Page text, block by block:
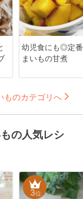
幼児食にも◎定
まいもの甘煮
ものカテゴリへ
の人気レシ
3位